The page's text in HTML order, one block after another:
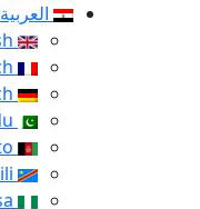
العربية